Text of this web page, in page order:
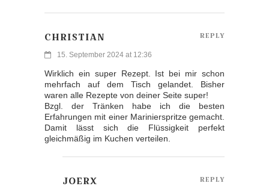
CHRISTIAN
15. September 2024 at 12:36
Wirklich ein super Rezept. Ist bei mir schon
mehrfach auf dem Tisch gelandet. Bisher
waren alle Rezepte von deiner Seite super!
Bzgl. der Tränken habe ich die besten
Erfahrungen mit einer Marinierspritze gemacht.
Damit lässt sich die Flüssigkeit perfekt
gleichmäßig im Kuchen verteilen.
REPLY
JOERX REPLY